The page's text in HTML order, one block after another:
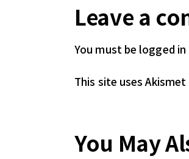
Leave a
You must be logged in
This site uses
You May